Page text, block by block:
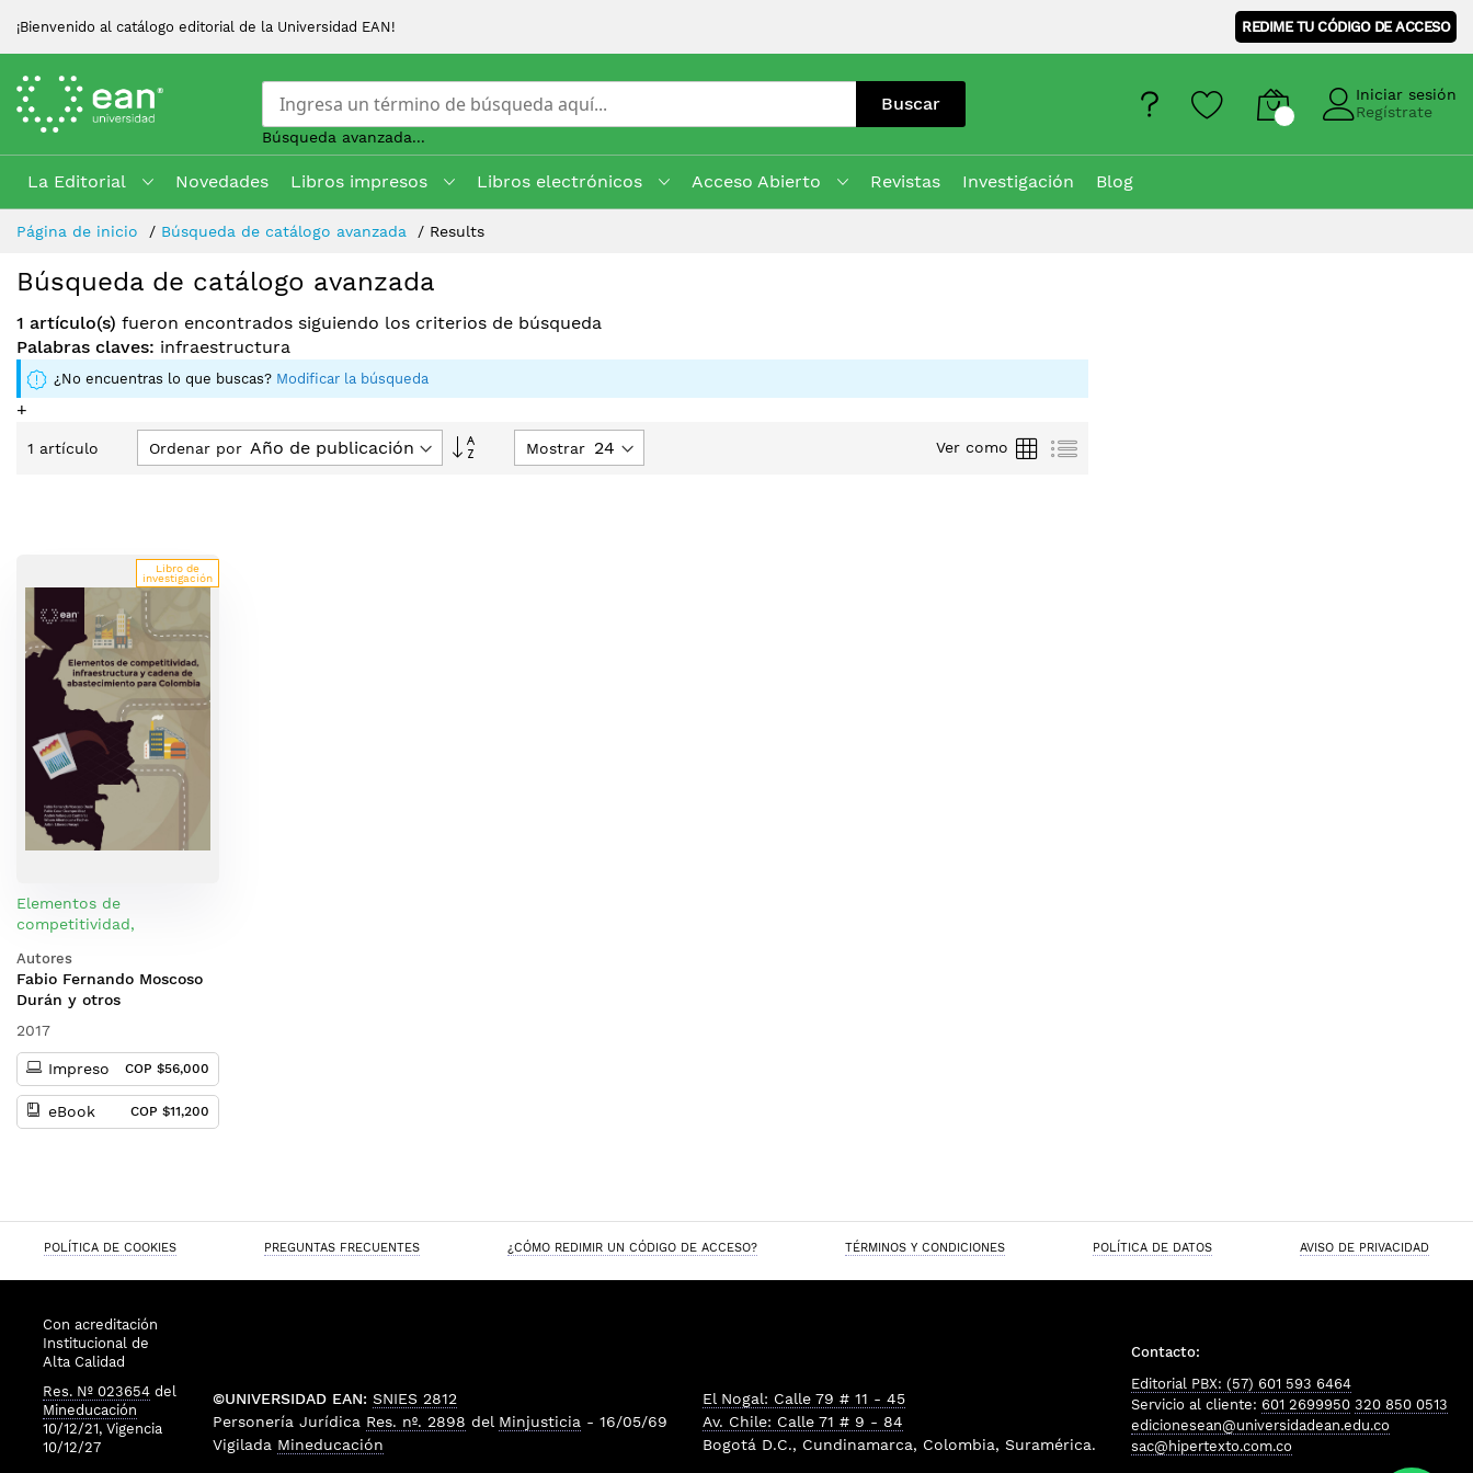
¡Bienvenido al catálogo editorial de la Universidad EAN! REDIME TU CÓDIGO DE ACCESO
Buscar
Búsqueda avanzada...
Iniciar sesión
Regístrate
La Editorial Novedades Libros impresos Libros electrónicos Acceso Abierto Revistas Investigación
Blog
Skip
Content
Página de inicio Búsqueda de catálogo avanzada Results
Búsqueda de catálogo avanzada
1 artículo(s) fueron encontrados siguiendo los criterios de búsqueda
Palabras claves: infraestructura
¿No encuentras lo que buscas? Modificar la búsqueda
+
1 artículo Ordenar por
Fijar
Mostrar Ver como ParrillaLista
Libro de
investigación
Elementos de
competitividad,
de abastecimiento para
Colombia
Autores
Fabio Fernando Moscoso
Durán y otros
2017
Impreso COP $56,000
eBook COP $11,200
POLÍTICA DE COOKIES PREGUNTAS FRECUENTES ¿CÓMO REDIMIR UN CÓDIGO DE ACCESO? TÉRMINOS Y CONDICIONES POLÍTICA DE DATOS AVISO DE PRIVACIDAD
Con acreditación
Institucional de
Alta Calidad
Res. Nº 023654 del
Mineducación
10/12/21, Vigencia
10/12/27
©UNIVERSIDAD EAN: SNIES 2812
Personería Jurídica Res. nº. 2898 del Minjusticia - 16/05/69
Vigilada Mineducación
El Nogal: Calle 79 # 11 - 45
Av. Chile: Calle 71 # 9 - 84
Bogotá D.C., Cundinamarca, Colombia, Suramérica.
Contacto:
Editorial PBX: (57) 601 593 6464
Servicio al cliente: 601 2699950 320 850 0513
edicionesean@universidadean.edu.co
sac@hipertexto.com.co